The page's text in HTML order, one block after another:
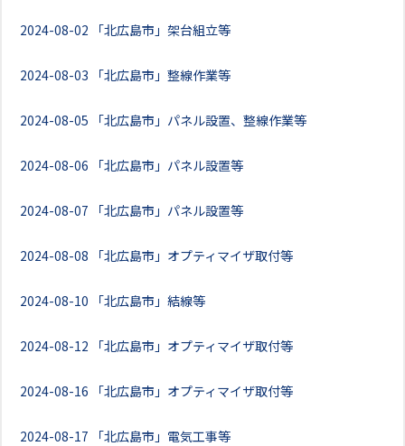
2024-08-02 「北広島市」架台組立等
2024-08-03 「北広島市」整線作業等
2024-08-05 「北広島市」パネル設置、整線作業等
2024-08-06 「北広島市」パネル設置等
2024-08-07 「北広島市」パネル設置等
2024-08-08 「北広島市」オプティマイザ取付等
2024-08-10 「北広島市」結線等
2024-08-12 「北広島市」オプティマイザ取付等
2024-08-16 「北広島市」オプティマイザ取付等
2024-08-17 「北広島市」電気工事等